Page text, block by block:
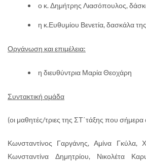
ο κ. Δημήτρης Λιασόπουλος,
η κ.Ευθυμίου Βενετία, δασκάλα
Οργάνωση και επιμέλεια:
η διευθύντρια Μαρία Θεοχάρη
Συντακτική ομάδα
(οι μαθητές/τριες της ΣΤ΄τάξης που
Κωνσταντίνος Γαργάνης, Αμίνα Γκύλα,
Κωνσταντίνα Δημητρίου, Νικολέτα